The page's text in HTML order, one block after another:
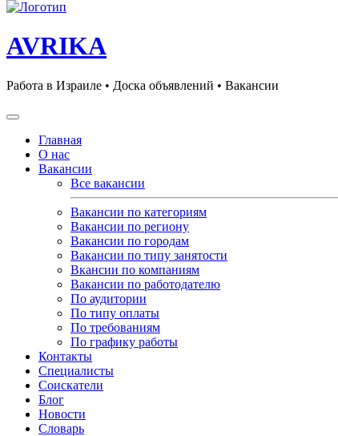
AVRIKA
Работа в Израиле • Доска объявлений • Вакансии
Главная
О нас
Вакансии
Все вакансии
Вакансии по категориям
Вакансии по региону
Вакансии по городам
Вакансии по типу занятости
Вкансии по компаниям
Вакансии по работодателю
По аудитории
По типу оплаты
По требованиям
По графику работы
Контакты
Специалисты
Соискатели
Блог
Новости
Словарь